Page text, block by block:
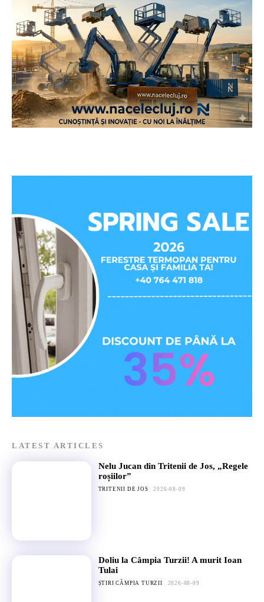
LATEST ARTICLES
Nelu Jucan din Tritenii de Jos, „Regele
roșiilor”
TRITENII DE JOS 2026-08-09
Doliu la Câmpia Turzii! A murit Ioan
Tulai
ȘTIRI CÂMPIA TURZII 2026-08-09